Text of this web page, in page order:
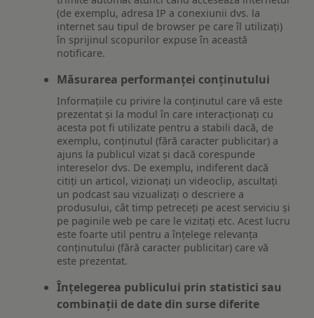
(de exemplu, adresa IP a conexiunii dvs. la
internet sau tipul de browser pe care îl utilizați)
în sprijinul scopurilor expuse în această
notificare.
Măsurarea performanței conținutului
Informațiile cu privire la conținutul care vă este
prezentat și la modul în care interacționați cu
acesta pot fi utilizate pentru a stabili dacă, de
exemplu, conținutul (fără caracter publicitar) a
ajuns la publicul vizat și dacă corespunde
intereselor dvs. De exemplu, indiferent dacă
citiți un articol, vizionați un videoclip, ascultați
un podcast sau vizualizați o descriere a
produsului, cât timp petreceți pe acest serviciu și
pe paginile web pe care le vizitați etc. Acest lucru
este foarte util pentru a înțelege relevanța
conținutului (fără caracter publicitar) care vă
este prezentat.
Înțelegerea publicului prin statistici sau
combinații de date din surse diferite